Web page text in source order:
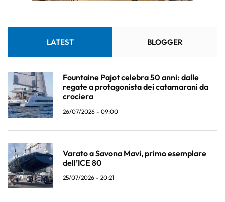
LATEST BLOGGER
Fountaine Pajot celebra 50 anni: dalle
regate a protagonista dei catamarani da
crociera
26/07/2026 - 09:00
Varato a Savona Mavi, primo esemplare
dell’ICE 80
25/07/2026 - 20:21